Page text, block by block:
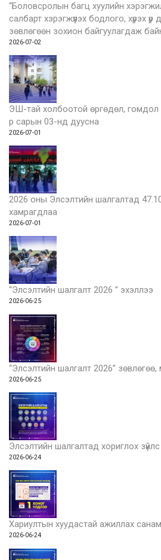
“Боловсролын багц хуулийн
салбарт хэрэгжүүлэх бодлого, хүрэх үр
зөвлөгөөн зохион байгуулагдаж
2026-07-02
ЭШ-тай холбоотой өргөдөл, гомдол
р сарын 03-нд дуусна
2026-07-01
2026 оны Элсэлтийн шалгалтад
хамрагдлаа
2026-07-01
“Элсэлтийн шалгалт 2026 ” эхэллээ
2026-06-25
“Элсэлтийн шалгалт 2026”
2026-06-25
Элсэлтийн шалгалтад хориглох зүйлс
2026-06-24
Хариултын хуудастай ажиллах
2026-06-24